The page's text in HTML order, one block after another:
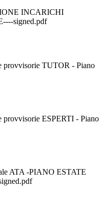
INCARICHI
signed.pdf
provvisorie TUTOR - Piano
provvisorie ESPERTI - Piano
ATA -PIANO ESTATE